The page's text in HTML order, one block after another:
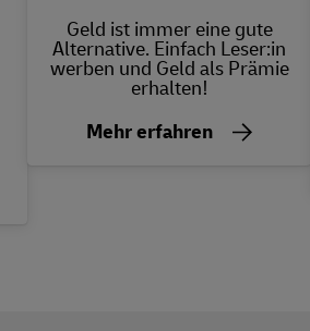
Geld ist immer eine gute
Alternative. Einfach Leser:in
werben und Geld als Prämie
erhalten!
Mehr erfahren